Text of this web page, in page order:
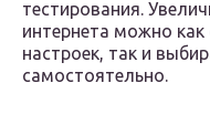
тестирования.
интернета можно
настроек, так и
самостоятельно.